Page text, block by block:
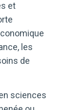
et
les
de
sciences